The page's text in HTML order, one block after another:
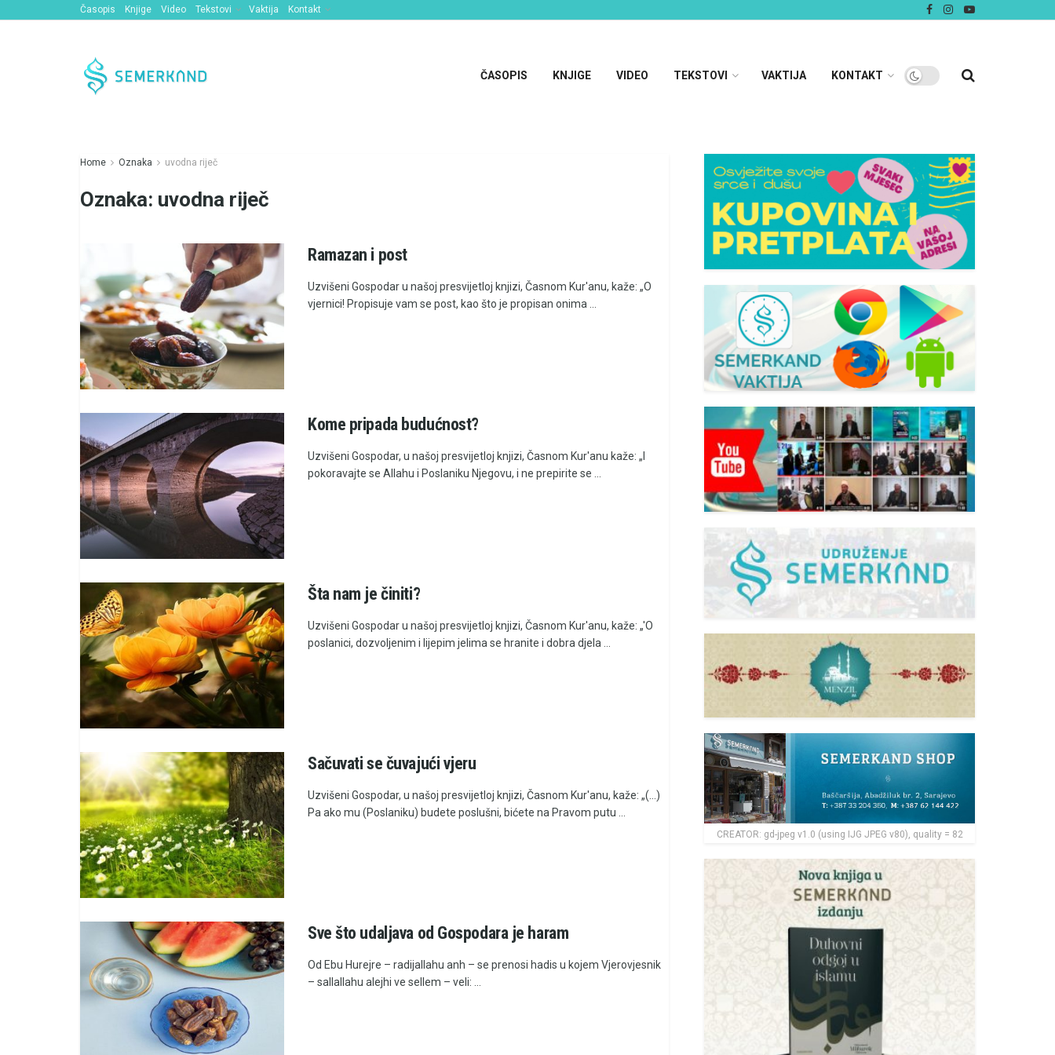
Časopis Knjige Video Tekstovi Vaktija Kontakt
ČASOPIS KNJIGE VIDEO TEKSTOVI VAKTIJA KONTAKT
Home Oznaka uvodna riječ
Oznaka: uvodna riječ
Ramazan i post
Uzvišeni Gospodar u našoj presvijetloj knjizi, Časnom Kur'anu, kaže: „O
vjernici! Propisuje vam se post, kao što je propisan onima ...
Kome pripada budućnost?
Uzvišeni Gospodar, u našoj presvijetloj knjizi, Časnom Kur'anu kaže: „I
pokoravajte se Allahu i Poslaniku Njegovu, i ne prepirite se ...
Šta nam je činiti?
Uzvišeni Gospodar u našoj presvijetloj knjizi, Časnom Kur'anu, kaže: „'O
poslanici, dozvoljenim i lijepim jelima se hranite i dobra djela ...
Sačuvati se čuvajući vjeru
Uzvišeni Gospodar, u našoj presvijetloj knjizi, Časnom Kur'anu, kaže: „(...)
Pa ako mu (Poslaniku) budete poslušni, bićete na Pravom putu ...
Sve što udaljava od Gospodara je haram
Od Ebu Hurejre – radijallahu anh – se prenosi hadis u kojem Vjerovjesnik
– sallallahu alejhi ve sellem – veli: ...
CREATOR: gd-jpeg v1.0 (using IJG JPEG v80), quality = 82